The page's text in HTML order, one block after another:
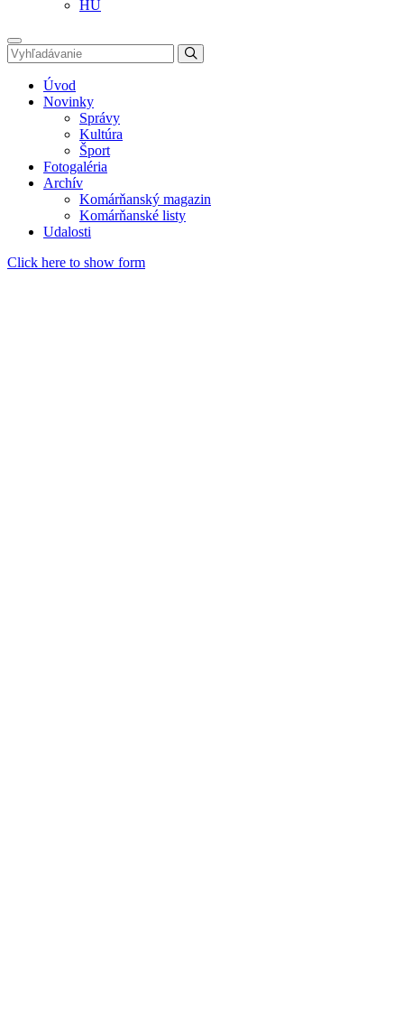
HU
Úvod
Novinky
Správy
Kultúra
Šport
Fotogaléria
Archív
Komárňanský magazin
Komárňanské listy
Udalosti
Click here to show form